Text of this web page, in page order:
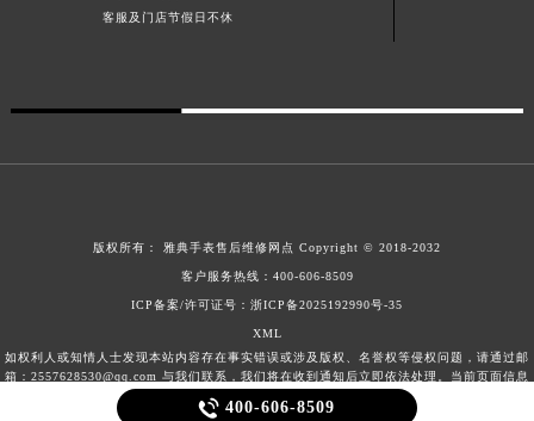
客服及门店节假日不休
版权所有： 雅典手表售后维修网点 Copyright © 2018-2032
客户服务热线： 400-606-8509
ICP备案/许可证号：浙ICP备2025192990号-35
XML
如权利人或知情人士发现本站内容存在事实错误或涉及版权、名誉权等侵权问题，请通过邮
箱：2557628530@qq.com 与我们联系，我们将在收到通知后立即依法处理。当前页面信息
更新时间：2026-08-09T13:55:21+08:00
 400-606-8509